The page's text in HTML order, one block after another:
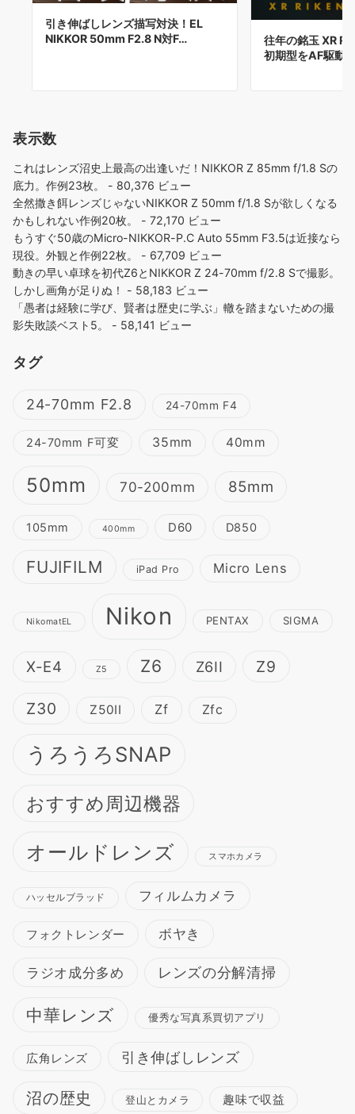
引き伸ばしレンズ描写対決！EL
NIKKOR 50mm F2.8 N対F…
往年の銘玉 XR
初期型をAF駆動
表示数
これはレンズ沼史上最高の出逢いだ！NIKKOR Z 85mm f/1.8 Sの
底力。作例23枚。
- 80,376 ビュー
全然撒き餌レンズじゃないNIKKOR Z 50mm f/1.8 Sが欲しくなる
かもしれない作例20枚。
- 72,170 ビュー
もうすぐ50歳のMicro-NIKKOR-P.C Auto 55mm F3.5は近接なら
現役。外観と作例22枚。
- 67,709 ビュー
動きの早い卓球を初代Z6とNIKKOR Z 24-70mm f/2.8 Sで撮影。
しかし画角が足りぬ！
- 58,183 ビュー
「愚者は経験に学び、賢者は歴史に学ぶ」轍を踏まないための撮
影失敗談ベスト5。
- 58,141 ビュー
タグ
24-70mm F2.8 24-70mm F4
24-70mm F可変 35mm 40mm
50mm 70-200mm 85mm
105mm 400mm D60 D850
FUJIFILM iPad Pro Micro Lens
NikomatEL Nikon PENTAX SIGMA
X-E4 Z5 Z6 Z6II Z9
Z30 Z50II Zf Zfc
うろうろSNAP
おすすめ周辺機器
オールドレンズ スマホカメラ
ハッセルブラッド フィルムカメラ
フォクトレンダー ボヤき
ラジオ成分多め レンズの分解清掃
中華レンズ 優秀な写真系買切アプリ
広角レンズ 引き伸ばしレンズ
沼の歴史 登山とカメラ 趣味で収益